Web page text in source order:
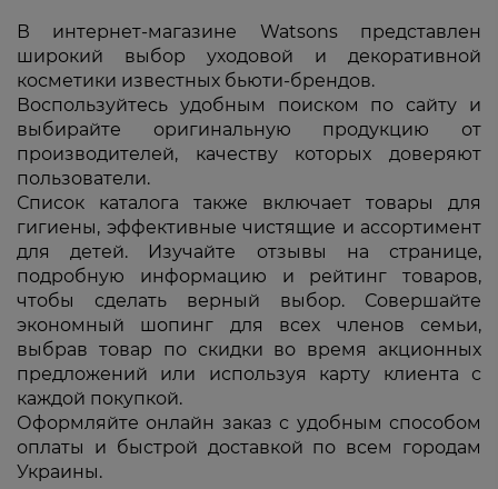
В интернет-магазине Watsons представлен
широкий выбор уходовой и декоративной
косметики известных бьюти-брендов.
Воспользуйтесь удобным поиском по сайту и
выбирайте оригинальную продукцию от
производителей, качеству которых доверяют
пользователи.
Список каталога также включает товары для
гигиены, эффективные чистящие и ассортимент
для детей. Изучайте отзывы на странице,
подробную информацию и рейтинг товаров,
чтобы сделать верный выбор. Совершайте
экономный шопинг для всех членов семьи,
выбрав товар по скидки во время акционных
предложений или используя карту клиента с
каждой покупкой.
Оформляйте онлайн заказ с удобным способом
оплаты и быстрой доставкой по всем городам
Украины.